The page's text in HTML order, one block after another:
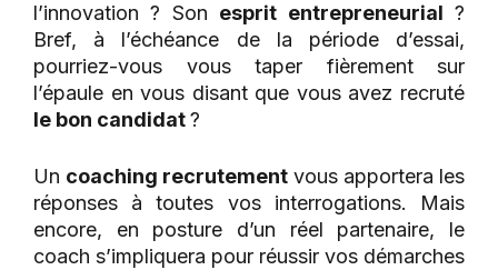
l’innovation ? Son esprit entrepreneurial ?
Bref, à l’échéance de la période d’essai,
pourriez-vous vous taper fièrement sur
l’épaule en vous disant que vous avez recruté
le bon candidat?
Un coaching recrutement vous apportera les
réponses à toutes vos interrogations. Mais
encore, en posture d’un réel partenaire, le
coach s’impliquera pour réussir vos démarches